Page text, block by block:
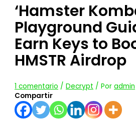
‘Hamster
Playground
Earn Keys to
HMSTR Airdrop
1 comentario /Decrypt / Poradmin
Compartir